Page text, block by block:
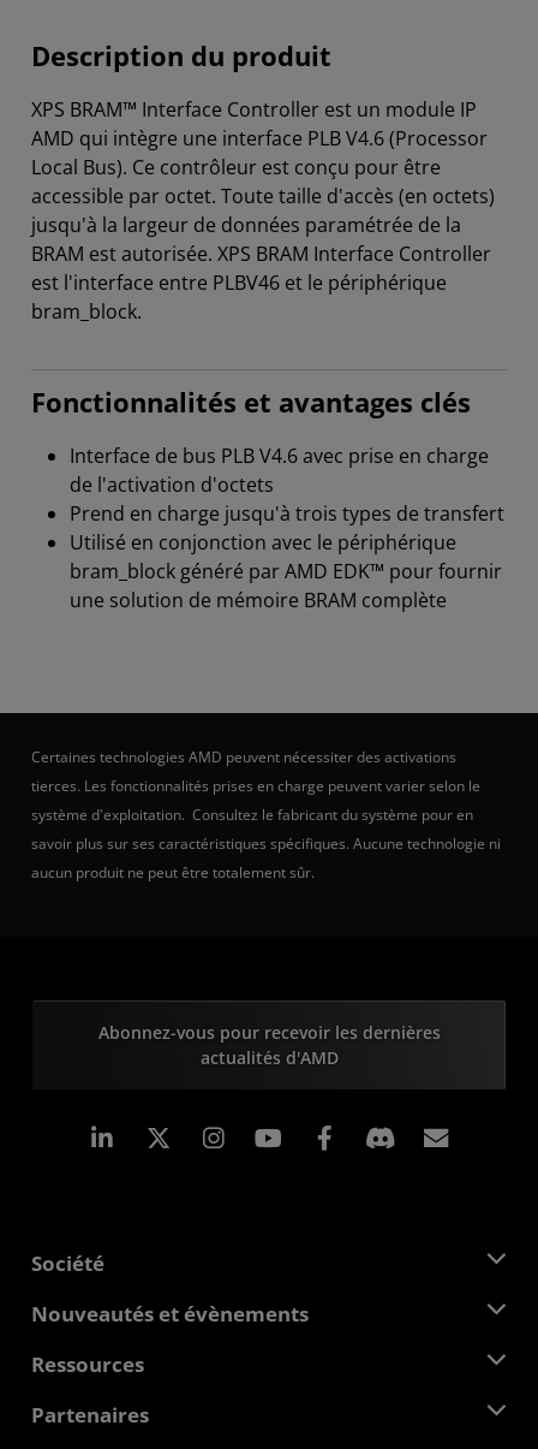
Description du produit
XPS BRAM™ Interface Controller est un module IP
AMD qui intègre une interface PLB V4.6 (Processor
Local Bus). Ce contrôleur est conçu pour être
accessible par octet. Toute taille d'accès (en octets)
jusqu'à la largeur de données paramétrée de la
BRAM est autorisée. XPS BRAM Interface Controller
est l'interface entre PLBV46 et le périphérique
bram_block.
Fonctionnalités et avantages clés
Interface de bus PLB V4.6 avec prise en charge
de l'activation d'octets
Prend en charge jusqu'à trois types de transfert
Utilisé en conjonction avec le périphérique
bram_block généré par AMD EDK™ pour fournir
une solution de mémoire BRAM complète
Certaines technologies AMD peuvent nécessiter des activations
tierces. Les fonctionnalités prises en charge peuvent varier selon le
système d'exploitation. Consultez le fabricant du système pour en
savoir plus sur ses caractéristiques spécifiques. Aucune technologie ni
aucun produit ne peut être totalement sûr.
Abonnez-vous pour recevoir les dernières
actualités d'AMD
LinkedIn Instagram Facebook
Société
À propos d'AMD
Responsabilité d'entreprise
Carrières
Nous contacter
Nouveautés et évènements
Salle de presse
Médiathèque
Ressources
Centre pour les développeurs
Partenaires